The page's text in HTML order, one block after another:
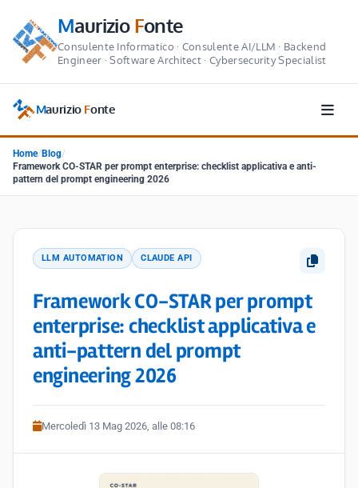
MaurizioFonte
Consulente Informatico · Consulente AI/LLM · Backend
Engineer · Software Architect · Cybersecurity Specialist
Maurizio Fonte
Home/ Blog/
Framework CO-STAR per prompt enterprise: checklist applicativa e anti-
pattern del prompt engineering 2026
LLM AUTOMATION CLAUDE API
Framework CO-STAR per prompt
enterprise: checklist applicativa e
anti-pattern del prompt
engineering 2026
Mercoledì 13 Mag 2026, alle 08:16